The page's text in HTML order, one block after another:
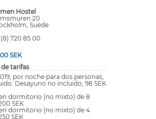
Hostel
20
Suède
(8) 720 85 00
SEK
tarifas
por noche para dos personas,
Desayuno no incluido, 98 SEK
dormitorio (no mixto) de 8
SEK
dormitorio (no mixto) de 4
SEK